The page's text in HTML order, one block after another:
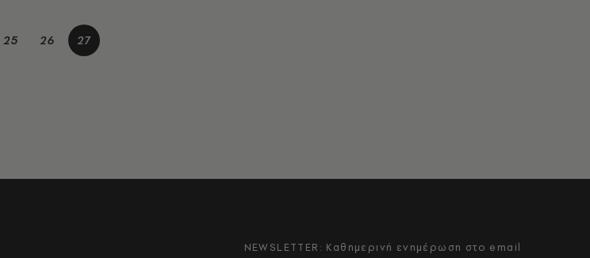
25 26 27
NEWSLETTER: Καθημερινή ενημέρωση στο email